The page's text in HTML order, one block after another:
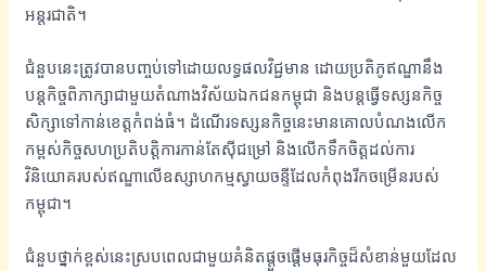
អន្តរជាតិ។
ជំនួបនេះត្រូវបានបញ្ចប់ទៅដោយលទ្ធផលវិជ្ជមាន ដោយប្រតិភូឥណ្ឌានឹង
បន្តកិច្ចពិភាក្សាជាមួយតំណាងវិស័យឯកជនកម្ពុជា និងបន្តធ្វើទស្សនកិច្ច
សិក្សាទៅកាន់ខេត្តកំពង់ធំ។ ដំណើរទស្សនកិច្ចនេះមានគោលបំណងលើក
កម្ពស់កិច្ចសហប្រតិបត្តិការកាន់តែស៊ីជម្រៅ និងលើកទឹកចិត្តដល់ការ
វិនិយោគរបស់ឥណ្ឌាលើឧស្សាហកម្មស្វាយចន្ទីដែលកំពុងរីកចម្រើនរបស់
កម្ពុជា។
ជំនួបថ្នាក់ខ្ពស់នេះស្របពេលជាមួយគំនិតផ្តួចផ្តើមធុរកិច្ចដ៏សំខាន់មួយដែល